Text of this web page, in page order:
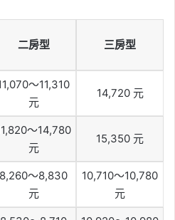
二房型 三房型
～11,310
元
14,720 元
～14,780
元
15,350 元
8,260～8,830
元
10,710～10,780
元